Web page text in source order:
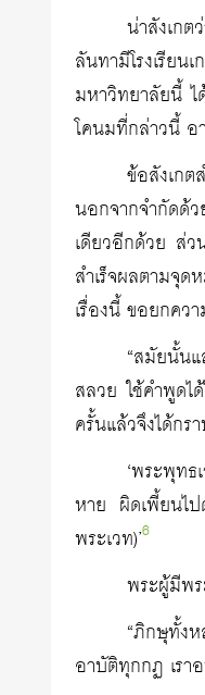
น่าสังเกต
ลันทามีโรงเรีย
มหาวิทยาลัยนี้ ไ
โคนมที่กล่าวนี้ อ
ข้อสังเก
นอกจากจำกัดด้
เดียวอีกด้วย ส่
สำเร็จผลตามจุ
เรื่องนี้ ขอยกคว
“สมัยนั้น
สลวย ใช้คำพูดไ
ครั้นแล้วจึงได้กร
‘พระพุท
หาย ผิดเพี้ยนไ
พระเวท)’6
พระผู้มีพ
“ภิกษุทั้ง
อาบัติทุกกฏ เรา